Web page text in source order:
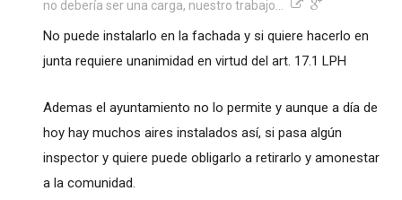
no debería ser una carga, nuestro trabajo...
No puede instalarlo en la fachada y si quiere hacerlo en
junta requiere unanimidad en virtud del art. 17.1 LPH
Ademas el ayuntamiento no lo permite y aunque a día de
hoy hay muchos aires instalados así, si pasa algún
inspector y quiere puede obligarlo a retirarlo y amonestar
a la comunidad.